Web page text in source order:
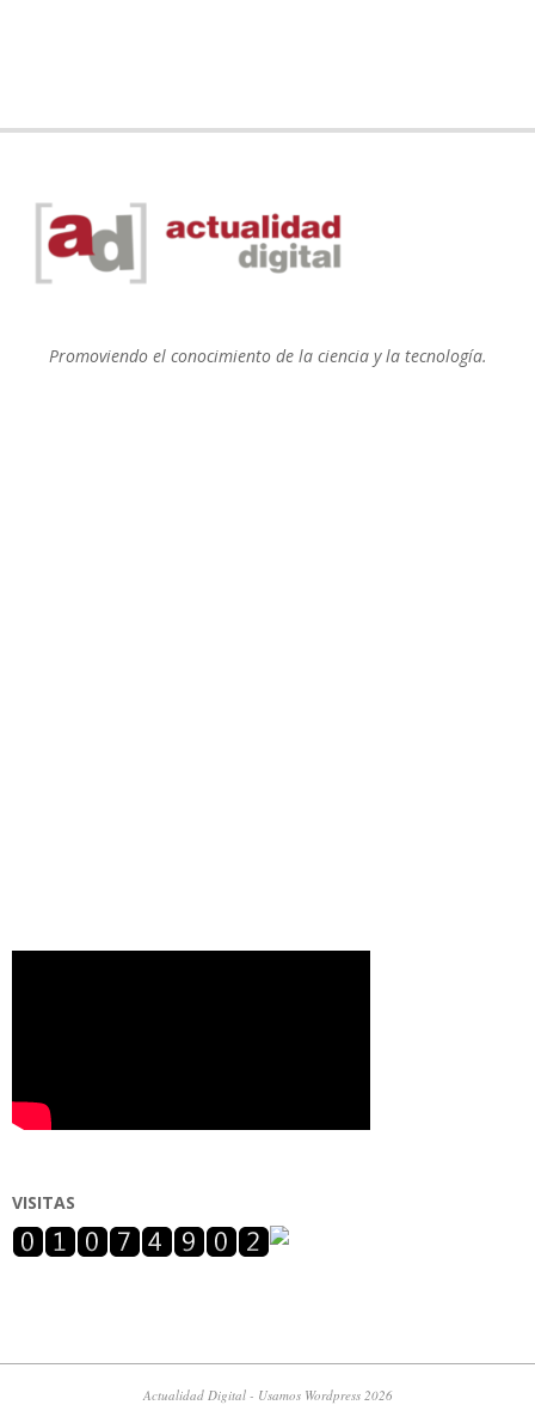
Promoviendo el conocimiento de la ciencia y la tecnología.
VISITAS
Actualidad Digital - Usamos Wordpress 2026